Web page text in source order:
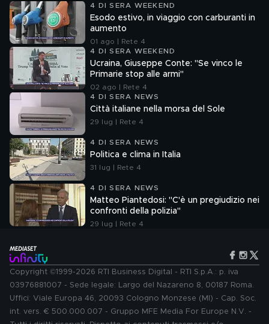
4 DI SERA WEEKEND
Esodo estivo, in viaggio con carburanti in
aumento
01 ago | Rete 4
4 DI SERA WEEKEND
Ucraina, Giuseppe Conte: "Se vinco le
Primarie stop alle armi"
02 ago | Rete 4
4 DI SERA NEWS
Città italiane nella morsa del Sole
29 lug | Rete 4
4 DI SERA NEWS
Politica e clima in Italia
31 lug | Rete 4
4 DI SERA NEWS
Matteo Piantedosi: "C'è un pregiudizio nei
confronti della polizia"
29 lug | Rete 4
Copyright ©1999-2026 RTI Business Digital - RTI S.p.A.: p. iva
03976881007 - Sede legale: Largo del Nazareno 8, 00187 Roma.
Uffici: Viale Europa 46, 20093 Cologno Monzese (MI) - Cap. Soc.
int. vers. € 500.000.007 - Gruppo MFE Media For Europe N.V. -